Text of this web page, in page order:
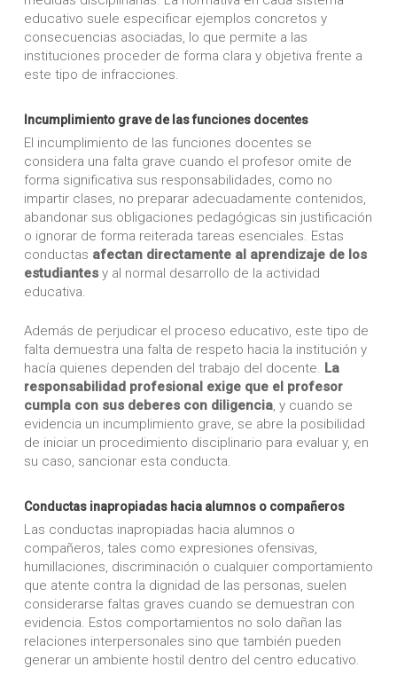
educativo suele especificar ejemplos concretos y
consecuencias asociadas, lo que permite a las
instituciones proceder de forma clara y objetiva frente a
este tipo de infracciones.
Incumplimiento grave de las funciones docentes
El incumplimiento de las funciones docentes se
considera una falta grave cuando el profesor omite de
forma significativa sus responsabilidades, como no
impartir clases, no preparar adecuadamente contenidos,
abandonar sus obligaciones pedagógicas sin justificación
o ignorar de forma reiterada tareas esenciales. Estas
conductas afectan directamente al aprendizaje de los
estudiantesy al normal desarrollo de la actividad
educativa.
Además de perjudicar el proceso educativo, este tipo de
falta demuestra una falta de respeto hacia la institución y
hacía quienes dependen del trabajo del docente. La
responsabilidad profesional exige que el profesor
cumpla con sus deberes con diligencia, y cuando se
evidencia un incumplimiento grave, se abre la posibilidad
de iniciar un procedimiento disciplinario para evaluar y, en
su caso, sancionar esta conducta.
Conductas inapropiadas hacia alumnos o compañeros
Las conductas inapropiadas hacia alumnos o
compañeros, tales como expresiones ofensivas,
humillaciones, discriminación o cualquier comportamiento
que atente contra la dignidad de las personas, suelen
considerarse faltas graves cuando se demuestran con
evidencia. Estos comportamientos no solo dañan las
relaciones interpersonales sino que también pueden
generar un ambiente hostil dentro del centro educativo.